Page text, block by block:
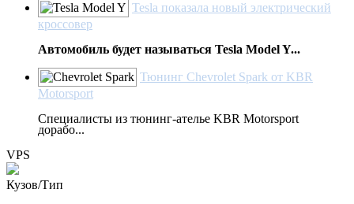
Tesla показала новый электрический
кроссовер
Автомобиль будет называться Tesla Model Y...
Тюнинг Chevrolet Spark от KBR
Motorsport
Специалисты из тюнинг-ателье KBR Motorsport
дорабо...
VPS
Кузов/Тип